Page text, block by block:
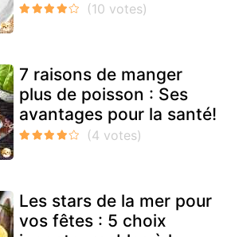
7 raisons de manger
plus de poisson : Ses
avantages pour la santé!
Les stars de la mer pour
vos fêtes : 5 choix